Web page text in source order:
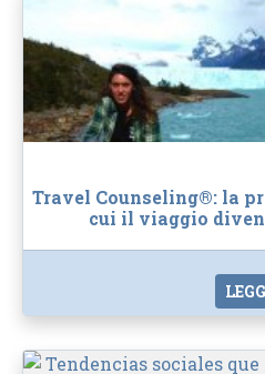
Travel Counseling®: la
cui il viaggio